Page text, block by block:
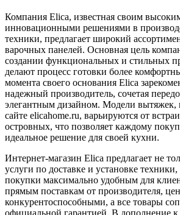
Компания Elica, известная своим
инновационными решениями в
техники, предлагает широкий
варочных панелей. Основная цель
создании функциональных и стильных
делают процесс готовки более
момента своего основания Elica
надежный производитель, сочетая
элегантным дизайном. Модели вытяжек,
сайте elicahome.ru, варьируются от
островных, что позволяет каждому
идеальное решение для своей кухни.
Интернет-магазин Elica предлагает не
услуги по доставке и установке техники,
покупки максимально удобным для
прямым поставкам от производителя,
конкурентоспособными, а все товары